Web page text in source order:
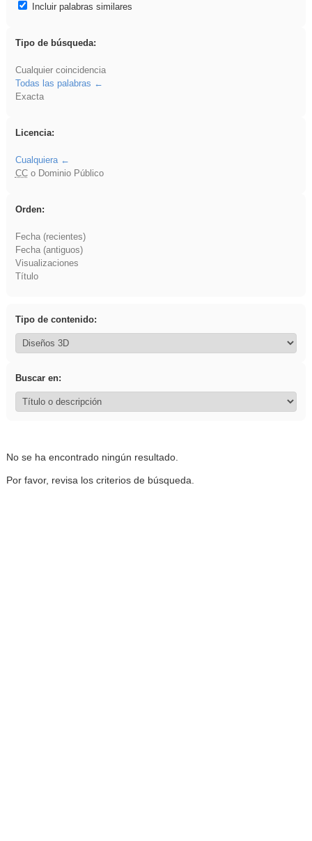
Incluir palabras similares
Tipo de búsqueda:
Cualquier coincidencia
Todas las palabras
Exacta
Licencia:
Cualquiera
CCo Dominio Público
Orden:
Fecha (recientes)
Fecha (antiguos)
Visualizaciones
Título
Tipo de contenido:
Buscar en:
No se ha encontrado ningún resultado.
Por favor, revisa los criterios de búsqueda.